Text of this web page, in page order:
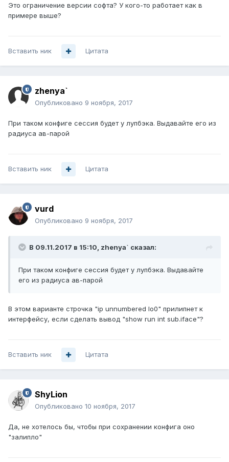
Это ограничение версии софта? У кого-то работает как в
примере выше?
Вставить ник Цитата
zhenya`
Опубликовано 9 ноября, 2017
При таком конфиге сессия будет у лупбэка. Выдавайте его из
радиуса ав-парой
Вставить ник Цитата
vurd
Опубликовано 9 ноября, 2017
В 09.11.2017 в 15:10, zhenya` сказал:
При таком конфиге сессия будет у лупбэка. Выдавайте
его из радиуса ав-парой
В этом варианте строчка "ip unnumbered lo0" прилипнет к
интерфейсу, если сделать вывод "show run int sub.iface"?
Вставить ник Цитата
ShyLion
Опубликовано 10 ноября, 2017
Да, не хотелось бы, чтобы при сохранении конфига оно
"залипло"